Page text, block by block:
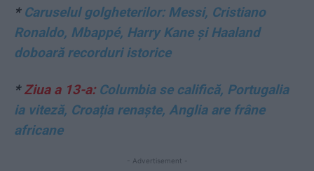
* Caruselul golgheterilor: Messi, Cristiano
Ronaldo, Mbappé, Harry Kane și Haaland
doboară recorduri istorice
*Ziua a 13-a: Columbia se califică, Portugalia
ia viteză, Croația renaște, Anglia are frâne
africane
- Advertisement -